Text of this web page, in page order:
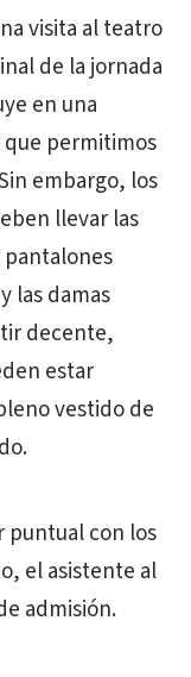
visita al teatro
de la jornada
en una
permitimos
embargo, los
llevar las
pantalones
las damas
decente,
estar
vestido de
puntual con los
el asistente al
admisión.